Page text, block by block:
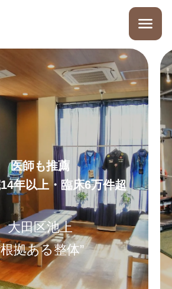
医師も推薦
年以上・臨床6万件超
大田区池上
根拠ある整体”